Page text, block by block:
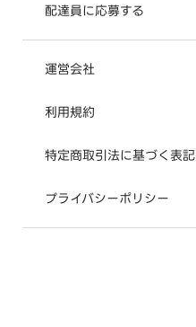
配達員に応募する
運営会社
利用規約
特定商取引法に基づく表記
プライバシーポリシー